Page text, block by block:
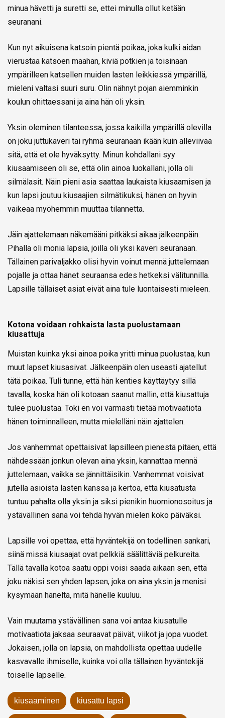
minua hävetti ja suretti se, ettei minulla ollut ketään
seuranani.
Kun nyt aikuisena katsoin pientä poikaa, joka kulki aidan
vierustaa katsoen maahan, kiviä potkien ja toisinaan
ympärilleen katsellen muiden lasten leikkiessä ympärillä,
mieleni valtasi suuri suru. Olin nähnyt pojan aiemminkin
koulun ohittaessani ja aina hän oli yksin.
Yksin oleminen tilanteessa, jossa kaikilla ympärillä olevilla
on joku juttukaveri tai ryhmä seuranaan ikään kuin alleviivaa
sitä, että et ole hyväksytty. Minun kohdallani syy
kiusaamiseen oli se, että olin ainoa luokallani, jolla oli
silmälasit. Näin pieni asia saattaa laukaista kiusaamisen ja
kun lapsi joutuu kiusaajien silmätikuksi, hänen on hyvin
vaikeaa myöhemmin muuttaa tilannetta.
Jäin ajattelemaan näkemääni pitkäksi aikaa jälkeenpäin.
Pihalla oli monia lapsia, joilla oli yksi kaveri seuranaan.
Tällainen parivaljakko olisi hyvin voinut mennä juttelemaan
pojalle ja ottaa hänet seuraansa edes hetkeksi välitunnilla.
Lapsille tällaiset asiat eivät aina tule luontaisesti mieleen.
Kotona voidaan rohkaista lasta puolustamaan
kiusattuja
Muistan kuinka yksi ainoa poika yritti minua puolustaa, kun
muut lapset kiusasivat. Jälkeenpäin olen useasti ajatellut
tätä poikaa. Tuli tunne, että hän kenties käyttäytyy sillä
tavalla, koska hän oli kotoaan saanut mallin, että kiusattuja
tulee puolustaa. Toki en voi varmasti tietää motivaatiota
hänen toiminnalleen, mutta mielelläni näin ajattelen.
Jos vanhemmat opettaisivat lapsilleen pienestä pitäen, että
nähdessään jonkun olevan aina yksin, kannattaa mennä
juttelemaan, vaikka se jännittäisikin. Vanhemmat voisivat
jutella asioista lasten kanssa ja kertoa, että kiusatusta
tuntuu pahalta olla yksin ja siksi pienikin huomionosoitus ja
ystävällinen sana voi tehdä hyvän mielen koko päiväksi.
Lapsille voi opettaa, että hyväntekijä on todellinen sankari,
siinä missä kiusaajat ovat pelkkiä säälittäviä pelkureita.
Tällä tavalla kotoa saatu oppi voisi saada aikaan sen, että
joku näkisi sen yhden lapsen, joka on aina yksin ja menisi
kysymään häneltä, mitä hänelle kuuluu.
Vain muutama ystävällinen sana voi antaa kiusatulle
motivaatiota jaksaa seuraavat päivät, viikot ja jopa vuodet.
Jokaisen, jolla on lapsia, on mahdollista opettaa uudelle
kasvavalle ihmiselle, kuinka voi olla tällainen hyväntekijä
toiselle lapselle.
kiusaaminen kiusattu lapsi